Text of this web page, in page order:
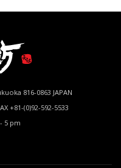
816-0863 JAPAN
+81-(0)92-592-5533
5 pm